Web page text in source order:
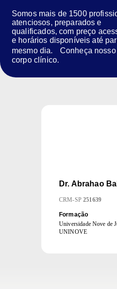
Somos mais de 1500
atenciosos, preparados e
qualificados, com preço
e horários disponíveis até
mesmo dia. Conheça nosso
corpo clínico.
Dr. Abrahao
CRM-SP 251639
Formação
Universidade Nove de
UNINOVE